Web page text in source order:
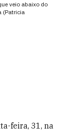
veio abaixo do
(Patricia
feira, 31, na